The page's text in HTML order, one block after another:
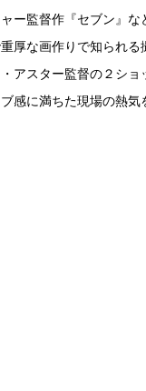
ー監督作『セブン』な
厚な画作りで知られる
アスター監督の２ショ
感に満ちた現場の熱気